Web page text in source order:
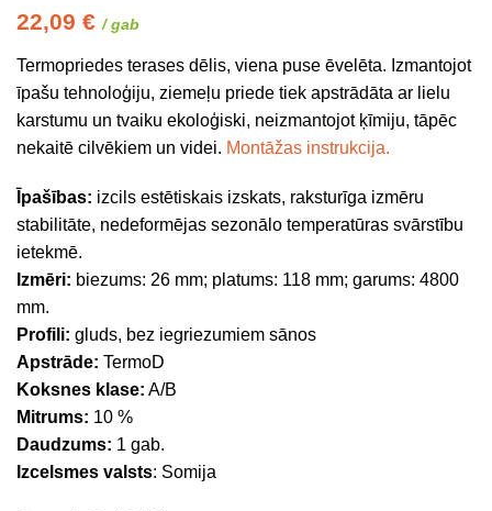
22,09 € / gab
Termopriedes terases dēlis, viena puse ēvelēta. Izmantojot
īpašu tehnoloģiju, ziemeļu priede tiek apstrādāta ar lielu
karstumu un tvaiku ekoloģiski, neizmantojot ķīmiju, tāpēc
nekaitē cilvēkiem un videi. Montāžas instrukcija.
Īpašības: izcils estētiskais izskats, raksturīga izmēru
stabilitāte, nedeformējas sezonālo temperatūras svārstību
ietekmē.
Izmēri: biezums: 26 mm; platums: 118 mm; garums: 4800
mm.
Profili: gluds, bez iegriezumiem sānos
Apstrāde: TermoD
Koksnes klase: A/B
Mitrums: 10 %
Daudzums: 1 gab.
Izcelsmes valsts: Somija